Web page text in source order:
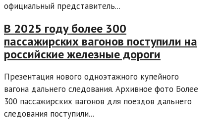
официальный представитель...
В 2025 году более 300
пассажирских вагонов поступили на
российские железные дороги
Презентация нового одноэтажного купейного
вагона дальнего следования. Архивное фото Более
300 пассажирских вагонов для поездов дальнего
следования поступили...